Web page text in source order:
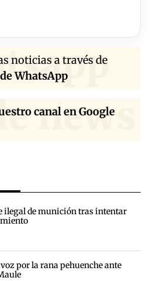
noticias a través de
WhatsApp
news
canal en Google
ilegal de munición tras intentar
por la rana pehuenche ante